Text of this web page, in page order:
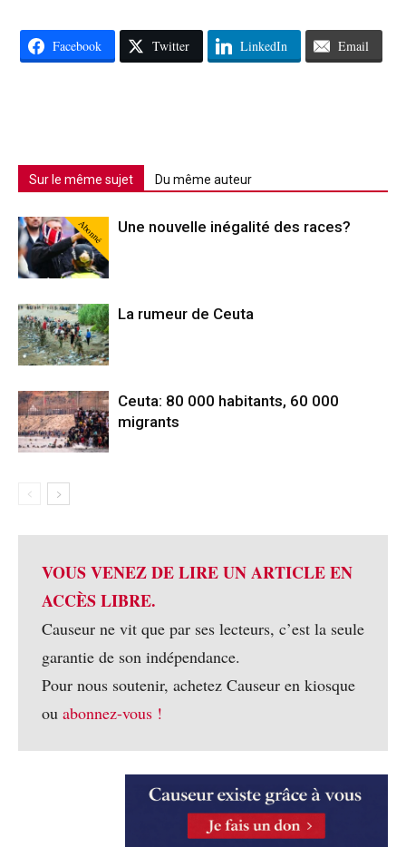
Facebook Twitter LinkedIn Email
Sur le même sujet Du même auteur
Abonné Une nouvelle inégalité des races?
La rumeur de Ceuta
Ceuta: 80 000 habitants, 60 000
migrants
VOUS VENEZ DE LIRE UN ARTICLE EN
ACCÈS LIBRE.
Causeur ne vit que par ses lecteurs, c’est la seule
garantie de son indépendance.
Pour nous soutenir, achetez Causeur en kiosque
ou abonnez-vous !